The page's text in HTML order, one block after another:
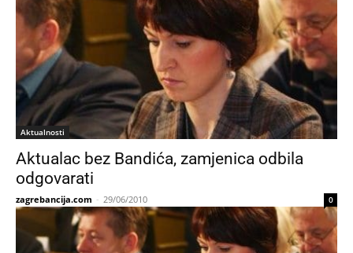
Aktualnosti
Aktualac bez Bandića, zamjenica odbila
odgovarati
zagrebancija.com - 29/06/2010 0